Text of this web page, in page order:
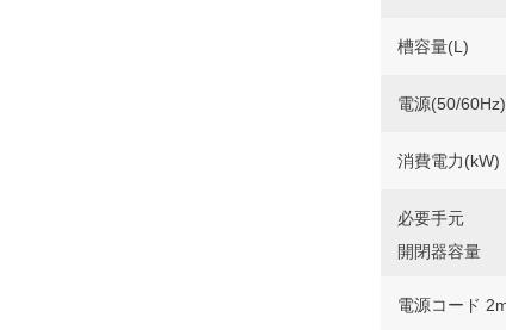
槽容量(L)
電源(50/60Hz)
消費電力(kW)
必要手元
開閉器容量
電源コード